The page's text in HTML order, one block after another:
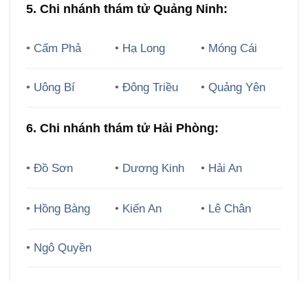
5. Chi nhánh thám tử Quảng Ninh:
• Cẩm Phả • Hạ Long • Móng Cái
• Uông Bí • Đông Triều • Quảng Yên
6. Chi nhánh thám tử Hải Phòng:
•Đồ Sơn • Dương Kinh • Hải An
• Hồng Bàng • Kiến An • Lê Chân
• Ngô Quyền